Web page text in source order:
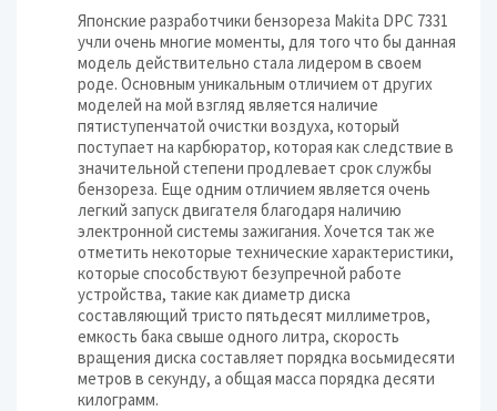
Японские разработчики бензореза Makita DPC 7331
учли очень многие моменты, для того что бы данная
модель действительно стала лидером в своем
роде. Основным уникальным отличием от других
моделей на мой взгляд является наличие
пятиступенчатой очистки воздуха, который
поступает на карбюратор, которая как следствие в
значительной степени продлевает срок службы
бензореза. Еще одним отличием является очень
легкий запуск двигателя благодаря наличию
электронной системы зажигания. Хочется так же
отметить некоторые технические характеристики,
которые способствуют безупречной работе
устройства, такие как диаметр диска
составляющий тристо пятьдесят миллиметров,
емкость бака свыше одного литра, скорость
вращения диска составляет порядка восьмидесяти
метров в секунду, а общая масса порядка десяти
килограмм.